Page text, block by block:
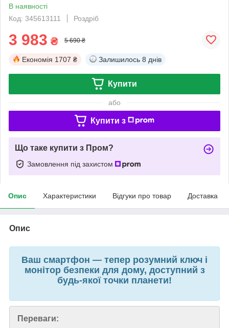
В наявності
Код: 345613111
Роздріб
3 983 ₴ 5 690 ₴
Економія 1707 ₴ Залишилось 8 днів
Купити
або
Купити з
Що таке купити з Пром?
Замовлення під захистом
Опис Характеристики Відгуки про товар Доставка
Опис
Ваш смартфон — тепер розумний ключ і
монітор безпеки для дому, доступний з
будь-якої точки планети!
Переваги: